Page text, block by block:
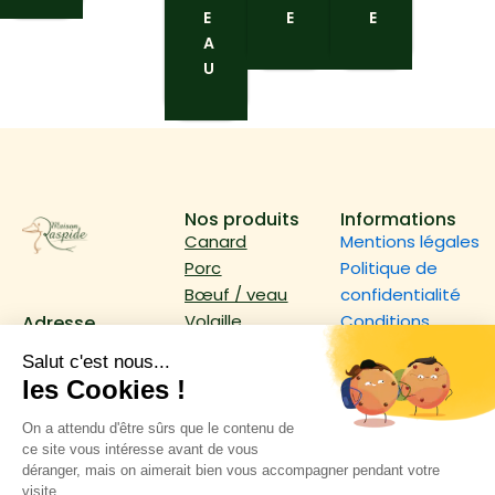
E
A
U
E
E
Adresse
Eiffel,
82600 Verdun-
sur-Garonne
Contact
05 63 64 35 10
jraspide@wanadoo.fr
Nos produits
Canard
Porc
Bœuf / veau
Volaille
Nos dernières
actualités
Informations
Mentions légales
Politique de
confidentialité
Conditions
d’utilisation